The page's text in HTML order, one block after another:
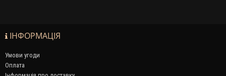
ІНФОРМАЦІЯ
Умови угоди
Оплата